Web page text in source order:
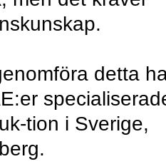
detta
tion i Sverige,